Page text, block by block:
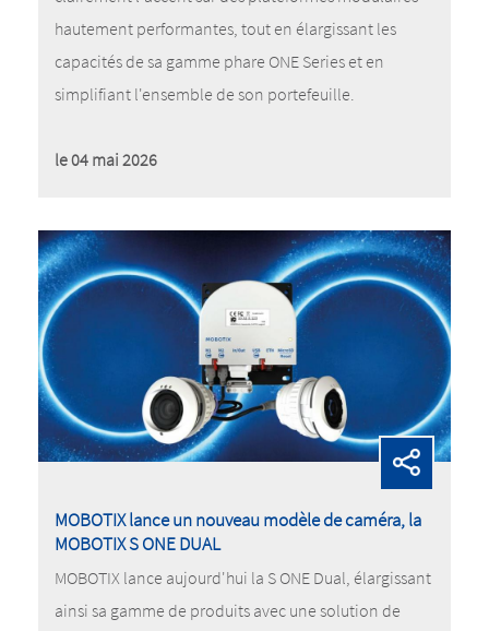
hautement performantes, tout en élargissant les
capacités de sa gamme phare ONE Series et en
simplifiant l'ensemble de son portefeuille.
le 04 mai 2026
MOBOTIX lance un nouveau modèle de caméra, la
MOBOTIX S ONE DUAL
MOBOTIX lance aujourd'hui la S ONE Dual, élargissant
ainsi sa gamme de produits avec une solution de